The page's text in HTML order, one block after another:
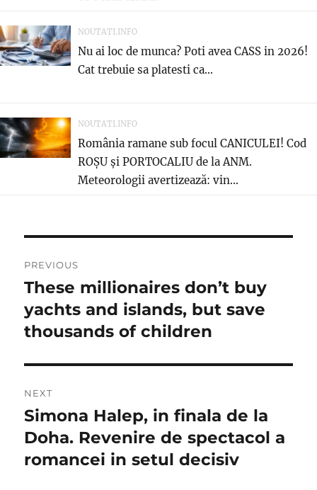
NOUTATI.INFO
Nu ai loc de munca? Poti avea CASS in 2026!
Cat trebuie sa platesti ca...
NOUTATI.INFO
România ramane sub focul CANICULEI! Cod
ROȘU și PORTOCALIU de la ANM.
Meteorologii avertizează: vin...
în
articole
PREVIOUS
Previous
post:
These millionaires don’t buy
yachts and islands, but save
thousands of children
NEXT
Next
post:
Simona Halep, in finala de la
Doha. Revenire de spectacol a
romancei in setul decisiv